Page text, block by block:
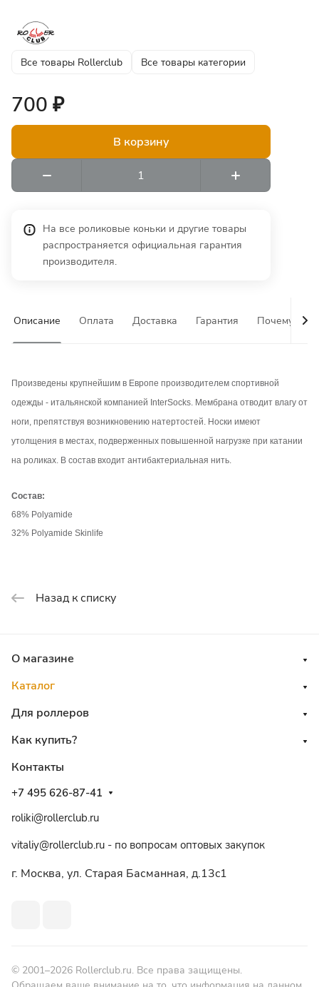
Все товары Rollerclub Все товары категории
700 ₽
В корзину
На все роликовые коньки и другие товары
распространяется официальная гарантия
производителя.
Описание Оплата Доставка Гарантия Почему у
Произведены крупнейшим в Европе производителем спортивной
одежды - итальянской компанией InterSocks. Мембрана отводит влагу от
ноги, препятствуя возникновению натертостей. Носки имеют
утолщения в местах, подверженных повышенной нагрузке при катании
на роликах. В состав входит антибактериальная нить.
Состав:
68% Polyamide
32% Polyamide Skinlife
Назад к списку
О магазине
Каталог
Для роллеров
Как купить?
Контакты
+7 495 626-87-41
roliki@rollerclub.ru
vitaliy@rollerclub.ru - по вопросам оптовых закупок
г. Москва, ул. Старая Басманная, д.13c1
© 2001–2026 Rollerclub.ru. Все права защищены.